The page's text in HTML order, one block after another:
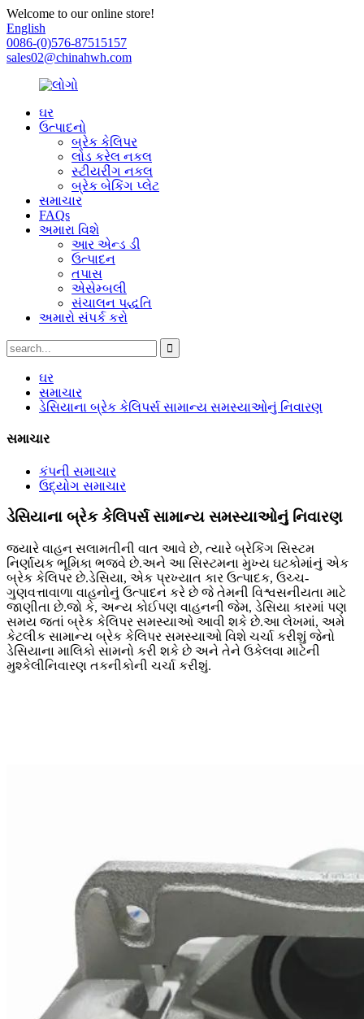
Welcome to our online store!
English
0086-(0)576-87515157
sales02@chinahwh.com
ઘર
ઉત્પાદનો
બ્રેક કેલિપર
લોડ કરેલ નકલ
સ્ટીયરીંગ નકલ
બ્રેક બેકિંગ પ્લેટ
સમાચાર
FAQs
અમારા વિશે
આર એન્ડ ડી
ઉત્પાદન
તપાસ
એસેમ્બલી
સંચાલન પદ્ધતિ
અમારો સંપર્ક કરો
ઘર
સમાચાર
ડેસિયાના બ્રેક કેલિપર્સ સામાન્ય સમસ્યાઓનું નિવારણ
સમાચાર
કંપની સમાચાર
ઉદ્યોગ સમાચાર
ડેસિયાના બ્રેક કેલિપર્સ સામાન્ય સમસ્યાઓનું નિવારણ
જ્યારે વાહન સલામતીની વાત આવે છે, ત્યારે બ્રેકિંગ સિસ્ટમ
નિર્ણાયક ભૂમિકા ભજવે છે.અને આ સિસ્ટમના મુખ્ય ઘટકોમાંનું એક
બ્રેક કેલિપર છે.ડેસિયા, એક પ્રખ્યાત કાર ઉત્પાદક, ઉચ્ચ-
ગુણવત્તાવાળા વાહનોનું ઉત્પાદન કરે છે જે તેમની વિશ્વસનીયતા માટે
જાણીતા છે.જો કે, અન્ય કોઈપણ વાહનની જેમ, ડેસિયા કારમાં પણ
સમય જતાં બ્રેક કેલિપર સમસ્યાઓ આવી શકે છે.આ લેખમાં, અમે
કેટલીક સામાન્ય બ્રેક કેલિપર સમસ્યાઓ વિશે ચર્ચા કરીશું જેનો
ડેસિયાના માલિકો સામનો કરી શકે છે અને તેને ઉકેલવા માટેની
મુશ્કેલીનિવારણ તકનીકોની ચર્ચા કરીશું.